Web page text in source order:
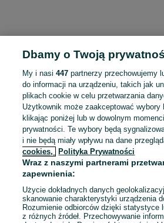
To ogłoszenie nie jest
Przejdź na stronę
Dbamy o Twoją
My i nasi447 partnerzy przechowujemy
do informacji na urządzeniu, takich jak
plikach cookie w celu przetwarzania
Użytkownik może zaakceptować wybory
klikając poniżej lub w dowolnym
prywatności. Te wybory będą
i nie będą miały wpływu na dane
cookies,
Polityka Prywatności
Wraz z naszymi partnerami
zapewnienia:
Użycie dokładnych danych
skanowanie charakterystyki urządzenia
Rozumienie odbiorców dzięki statystyce
z różnych źródeł. Przechowywanie